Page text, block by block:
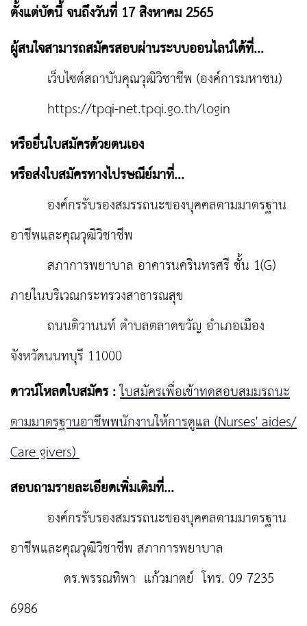
ตั้งแต่บัดนี้ จนถึงวันที่ 17 สิงหาคม 2565
ผู้สนใจสามารถสมัครสอบผ่านระบบออนไลน์ได้ที่...
เว็บไซต์สถาบันคุณวุฒิวิชาชีพ (องค์การมหาชน)
https://tpqi-net.tpqi.go.th/login
หรือยื่นใบสมัครด้วยตนเอง
หรือส่งใบสมัครทางไปรษณีย์มาที่...
องค์กรรับรองสมรรถนะของบุคคลตามมาตรฐาน
อาชีพและคุณวุฒิวิชาชีพ
สภาการพยาบาล อาคารนครินทรศรี ชั้น 1(G)
ภายในบริเวณกระทรวงสาธารณสุข
ถนนติวานนท์ ตำบลตลาดขวัญ อำเภอเมือง
จังหวัดนนทบุรี 11000
ดาวน์โหลดใบสมัคร :ใบสมัครเพื่อเข้าทดสอบสมมรถนะ
ตามมาตรฐานอาชีพพนักงานให้การดูแล (Nurses' aides/
Care givers)
สอบถามรายละเอียดเพิ่มเติมที่...
องค์กรรับรองสมรรถนะของบุคคลตามมาตรฐาน
อาชีพและคุณวุฒิวิชาชีพ สภาการพยาบาล
ดร.พรรณทิพา แก้วมาตย์ โทร. 09 7235
6986